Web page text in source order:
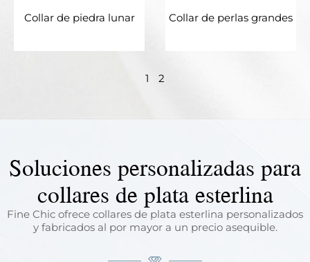
Collar de piedra lunar Collar de perlas grandes
1 2
Soluciones personalizadas para
collares de plata esterlina
Fine Chic ofrece collares de plata esterlina personalizados
y fabricados al por mayor a un precio asequible.